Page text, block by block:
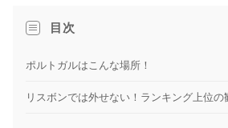
目次
ポルトガルはこんな場所！
リスボンでは外せない！ランキング上位